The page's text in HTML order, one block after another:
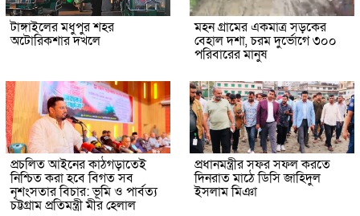
টাঙ্গাইলের মধুপুর শহর
অটোরিকশার দখলে
মহন গ্রামের একমাত্র সড়কের
বেহাল দশা, চরম দুর্ভোগে ৩০০
পরিবারের মানুষ
প্রচলিত আইনের কাঠগড়াতেই
নিশ্চিত করা হবে বিগত সব
নৃশংসতার বিচার: ভূমি ও পার্বত্য
চট্টগ্রাম প্রতিমন্ত্রী মীর হেলাল
প্রধানমন্ত্রীর সফর সফল করতে
দিনরাত মাঠে ডিসি জাহিদুল
ইসলাম মিঞা